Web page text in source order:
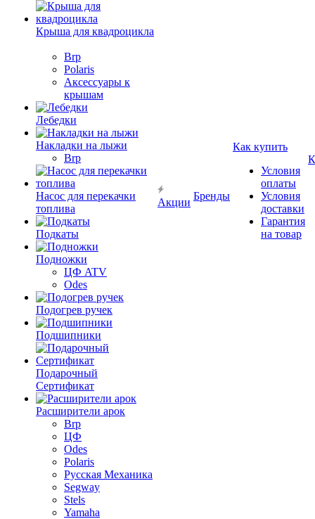
Крыша для квадроцикла
Brp
Polaris
Аксессуары к
крышам
Лебедки
Накладки на лыжи
Brp
Насос для перекачки
топлива
Подкаты
Подножки
ЦФ ATV
Odes
Подогрев ручек
Подшипники
Подарочный
Сертификат
Расширители арок
Brp
ЦФ
Odes
Polaris
Русская Механика
Segway
Stels
Yamaha
Акции
Бренды
Как купить
Условия
оплаты
Условия
доставки
Гарантия
на товар